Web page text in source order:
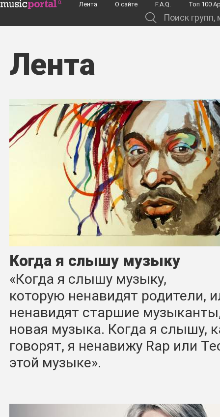
Перейти к основному содержанию
Лента О сайте F.A.Q. Toп 100
Лента
Когда я слышу музыку
«Когда я слышу музыку,
которую ненавидят родители,
ненавидят старшие
новая музыка. Когда я слышу,
говорят, я ненавижу Rap или
этой музыке».